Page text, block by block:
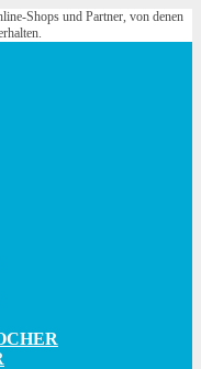
Shops und Partner, von denen